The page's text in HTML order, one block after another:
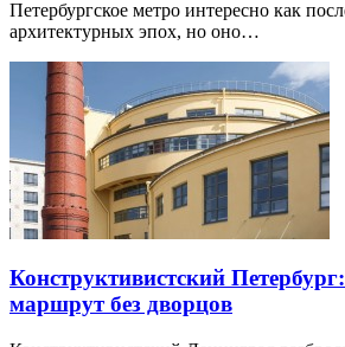
Петербургское метро интересно как
архитектурных эпох, но оно…
Конструктивистский
маршрут без дворцов